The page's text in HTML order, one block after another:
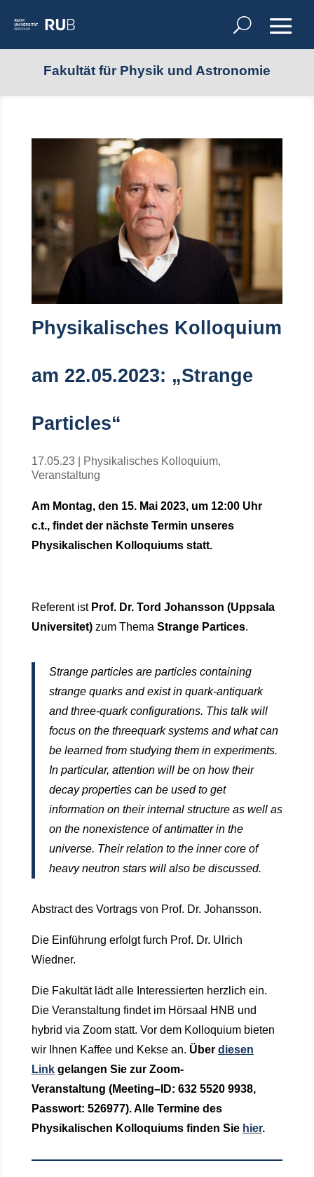
Fakultät für Physik und Astronomie
Physikalisches Kolloquium
am 22.05.2023: „Strange
Particles“
17.05.23| Physikalisches Kolloquium,
Veranstaltung
Am Montag, den 15. Mai 2023, um 12:00 Uhr
c.t., findet der nächste Termin unseres
Physikalischen Kolloquiums statt.
Referent ist Prof. Dr. Tord Johansson (Uppsala
Universitet)zum Thema Strange Partices.
Strange particles are particles containing
strange quarks and exist in quark-antiquark
and three-quark configurations. This talk will
focus on the threequark systems and what can
be learned from studying them in experiments.
In particular, attention will be on how their
decay properties can be used to get
information on their internal structure as well as
on the nonexistence of antimatter in the
universe. Their relation to the inner core of
heavy neutron stars will also be discussed.
Abstract des Vortrags von Prof. Dr. Johansson.
Die Einführung erfolgt furch Prof. Dr. Ulrich
Wiedner.
Die Fakultät lädt alle Interessierten herzlich ein.
Die Veranstaltung findet im Hörsaal HNB und
hybrid via Zoom statt. Vor dem Kolloquium bieten
wir Ihnen Kaffee und Kekse an. Über diesen
Linkgelangen Sie zur Zoom-
Veranstaltung (Meeting–ID: 632 5520 9938,
Passwort: 526977). Alle Termine des
Physikalischen Kolloquiums finden Sie hier.